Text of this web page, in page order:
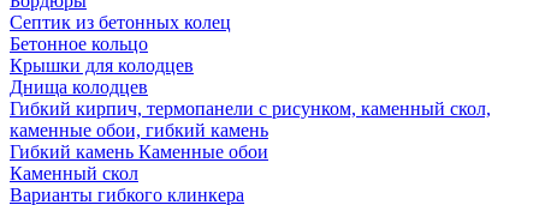
Септик из бетонных колец
Бетонное кольцо
Крышки для колодцев
Днища колодцев
Гибкий кирпич, термопанели с рисунком, каменный скол,
каменные обои, гибкий камень
Гибкий камень Каменные обои
Каменный скол
Варианты гибкого клинкера